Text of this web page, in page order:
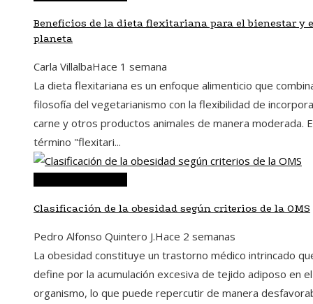
Beneficios de la dieta flexitariana para el bienestar y
planeta
Carla VillalbaHace 1 semana
La dieta flexitariana es un enfoque alimenticio que
filosofía del vegetarianismo con la flexibilidad de
carne y otros productos animales de manera moderada.
término "flexitari...
Clasificación de la obesidad según criterios de la OMS
Pedro Alfonso Quintero J.Hace 2 semanas
La obesidad constituye un trastorno médico intrincado
define por la acumulación excesiva de tejido adiposo en el
organismo, lo que puede repercutir de manera